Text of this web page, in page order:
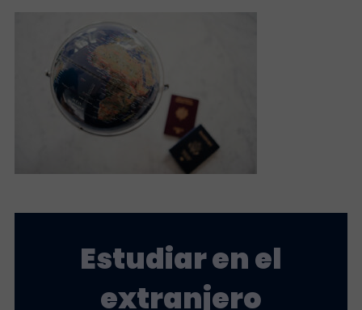
Estudiar en el
extranjero